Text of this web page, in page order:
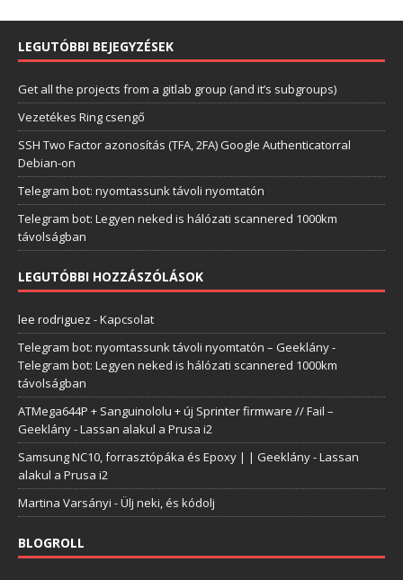
LEGUTÓBBI BEJEGYZÉSEK
Get all the projects from a gitlab group (and it’s subgroups)
Vezetékes Ring csengő
SSH Two Factor azonosítás (TFA, 2FA) Google Authenticatorral
Debian-on
Telegram bot: nyomtassunk távoli nyomtatón
Telegram bot: Legyen neked is hálózati scannered 1000km
távolságban
LEGUTÓBBI HOZZÁSZÓLÁSOK
lee rodriguez -Kapcsolat
Telegram bot: nyomtassunk távoli nyomtatón – Geeklány-
Telegram bot: Legyen neked is hálózati scannered 1000km
távolságban
ATMega644P + Sanguinololu + új Sprinter firmware // Fail –
Geeklány-Lassan alakul a Prusa i2
Samsung NC10, forrasztópáka és Epoxy | | Geeklány-Lassan
alakul a Prusa i2
Martina Varsányi -Ülj neki, és kódolj
BLOGROLL